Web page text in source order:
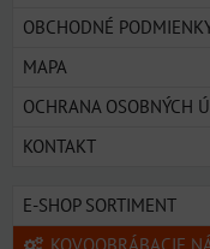
OBCHODNÉ
MAPA
OCHRANA OSOBNÝCH
KONTAKT
E-SHOP SORTIMENT